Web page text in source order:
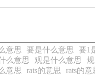
意思 要是什么意思 要1
么意思 观是什么意思
意思 rats的意思 rats的意